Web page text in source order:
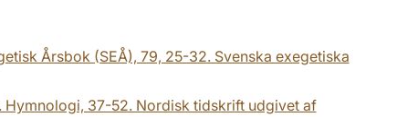
Årsbok (SEÅ), 79, 25-32. Svenska exegetiska
Hymnologi, 37-52. Nordisk tidskrift udgivet af